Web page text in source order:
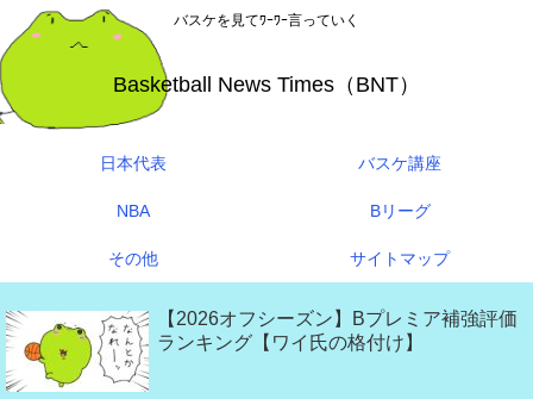
バスケを見てﾜｰﾜｰ言っていく
Basketball News Times（BNT）
日本代表 バスケ講座
NBA Bリーグ
その他 サイトマップ
【2026オフシーズン】Bプレミア補強評価
ランキング【ワイ氏の格付け】